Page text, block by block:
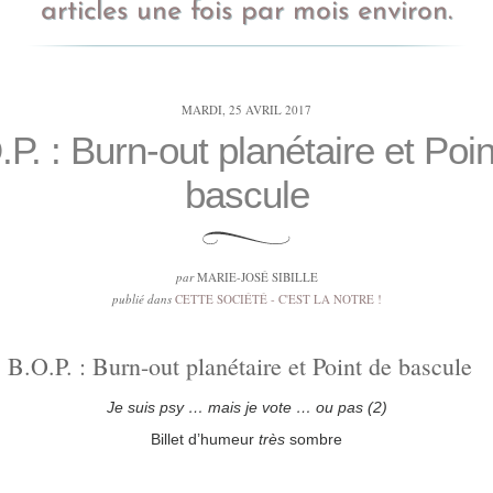
articles une fois par mois environ.
MARDI, 25 AVRIL 2017
: Burn-out planétaire et
bascule
parMARIE-JOSÉ SIBILLE
publié dans CETTE SOCIÉTÉ - C'EST LA NOTRE !
B.O.P. : Burn-out planétaire et Point de bascule
Je suis psy … mais je vote … ou pas (2)
Billet d’humeur très sombre